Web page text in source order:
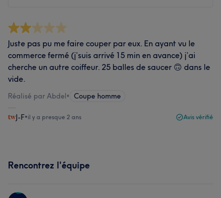
Juste pas pu me faire couper par eux. En ayant vu le
commerce fermé (j’suis arrivé 15 min en avance) j’ai
cherche un autre coiffeur. 25 balles de saucer 🙃 dans le
vide.
Réalisé par Abdel• Coupe homme
J-F•il y a presque 2 ans Avis vérifié
Rencontrez l'équipe